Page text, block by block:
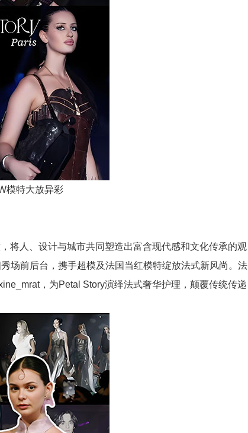
模特大放异彩
将人、设计与城市共同塑造出富含现代感和文化传承的观
场前后台，携手超模及法国当红模特绽放法式新风尚。法
，为Petal Story演绎法式奢华护理，颠覆传统传递